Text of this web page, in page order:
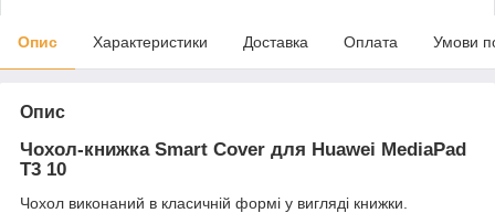
Опис Характеристики Доставка Оплата Умови
Опис
Чохол-книжка Smart Cover для Huawei MediaPad
T3 10
Чохол виконаний в класичній формі у вигляді книжки.